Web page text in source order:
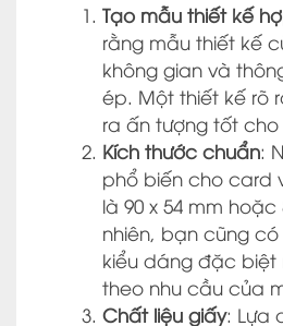
Tạo mẫu thiết kế
rằng mẫu thiết kế
không gian và
ép. Một thiết kế rõ
ra ấn tượng tốt cho
Kích thước chuẩn:
phổ biến cho card
là 90 x 54 mm hoặc
nhiên, bạn cũng
kiểu dáng đặc biệt
theo nhu cầu của
Chất liệu giấy: Lựa